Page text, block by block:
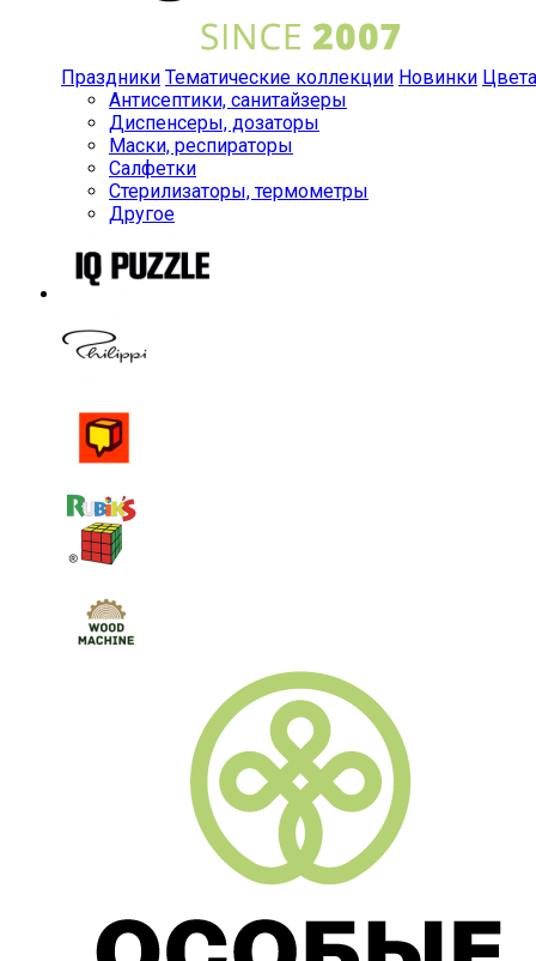
Праздники Тематические коллекции Новинки Цвета
Антисептики, санитайзеры
Диспенсеры, дозаторы
Маски, респираторы
Салфетки
Стерилизаторы, термометры
Другое